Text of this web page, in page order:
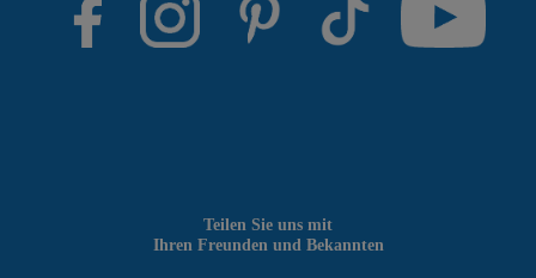
Teilen Sie uns mit
Ihren Freunden und Bekannten